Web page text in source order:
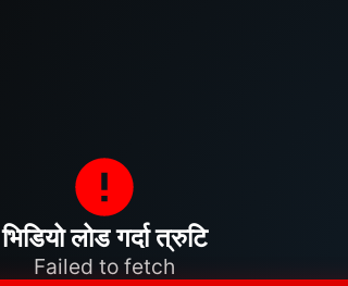
भिडियो लोड गर्दा त्रुटि
Failed to fetch